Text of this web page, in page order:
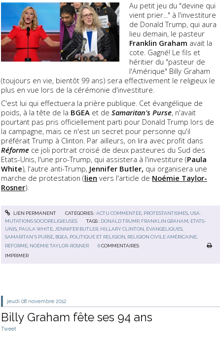
Au petit jeu du "devine qui
vient prier..." à l'investiture
de Donald Trump, qui aura
lieu demain, le pasteur
Franklin Graham avait la
cote. Gagné! Le fils et
héritier du "pasteur de
l'Amérique" Billy Graham
(toujours en vie, bientôt 99 ans) sera effectivement le religieux le
plus en vue lors de la cérémonie d'investiture.
C'est lui qui effectuera la prière publique. Cet évangélique de
poids, à la tête de la BGEA et de Samaritan's Purse, n'avait
pourtant pas pris officiellement parti pour Donald Trump lors de
la campagne, mais ce n'est un secret pour personne qu'il
préférait Trump à Clinton. Par ailleurs, on lira avec profit dans
Réforme ce joli portrait croisé de deux pasteures du Sud des
Etats-Unis, l'une pro-Trump, qui assistera à l'investiture (Paula
White), l'autre anti-Trump, Jennifer Butler, qui organisera une
marche de protestation (lien vers l'article de Noémie Taylor-
Rosner).
LIEN PERMANENT CATÉGORIES :ACTU COMMENTÉE, PROTESTANTISMES, USA :
MUTATIONS SOCIORELIGIEUSES
TAGS : DONALD TRUMP, FRANKLIN GRAHAM ETATS-
UNIS PAULA WHITE JENNIFER BUTLER HILLARY CLINTON ÉVANGÉLIQUES
SAMARITAN'S PURSE BGEA POLITIQUE ET RELIGION RELIGION CIVILE AMÉRICAINE
RÉFORME, NOÉMIE TAYLOR-ROSNER 6 COMMENTAIRES
IMPRIMER
jeudi 08 novembre 2012
Billy Graham fête ses 94 ans
Tweet